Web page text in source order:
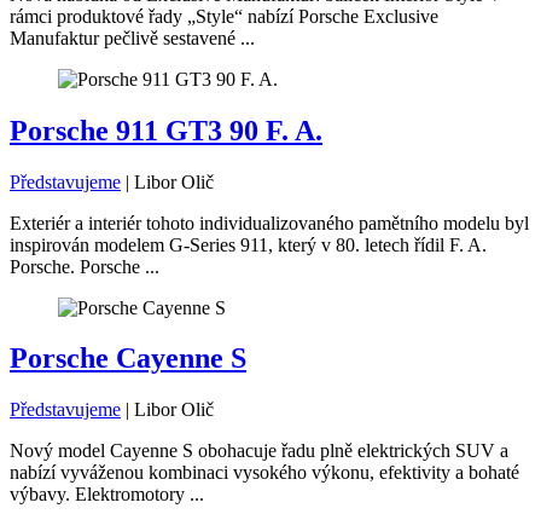
rámci produktové řady „Style“ nabízí Porsche Exclusive
Manufaktur pečlivě sestavené ...
Porsche 911 GT3 90 F. A.
Představujeme | Libor Olič
Exteriér a interiér tohoto individualizovaného pamětního modelu byl
inspirován modelem G-Series 911, který v 80. letech řídil F. A.
Porsche. Porsche ...
Porsche Cayenne S
Představujeme | Libor Olič
Nový model Cayenne S obohacuje řadu plně elektrických SUV a
nabízí vyváženou kombinaci vysokého výkonu, efektivity a bohaté
výbavy. Elektromotory ...